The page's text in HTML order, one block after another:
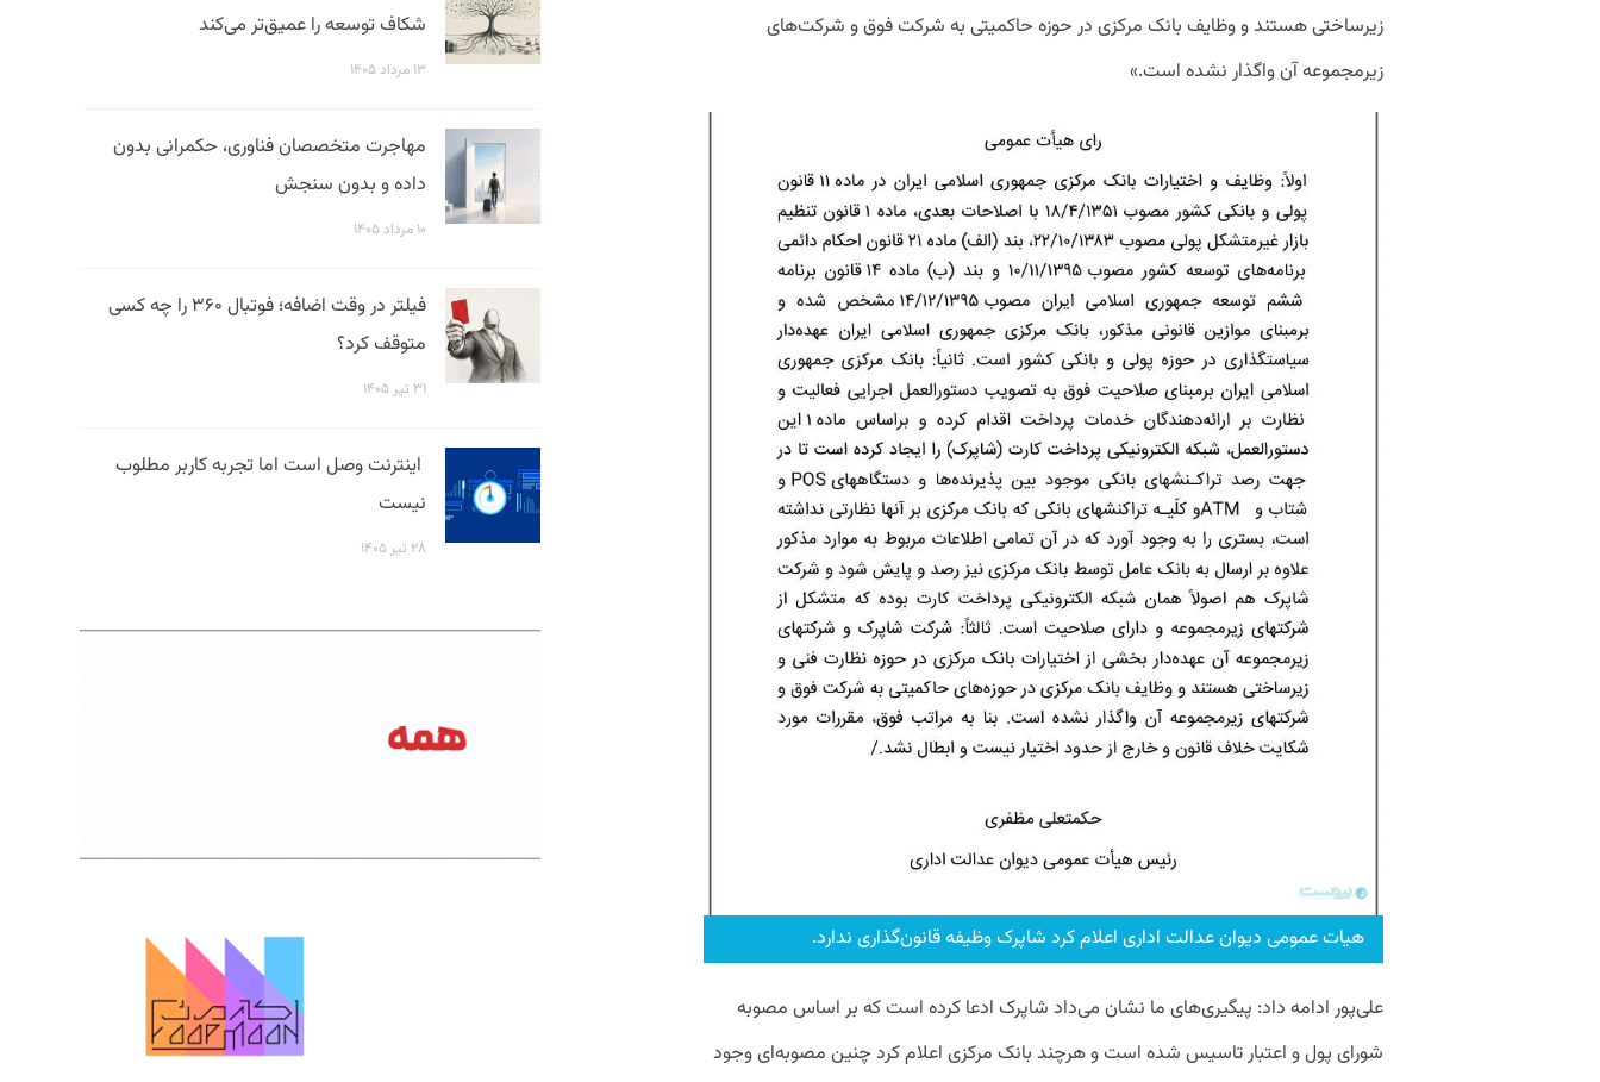
زیرساختی هستند و وظایف بانک مرکزی در حوزه حاکمیتی به شرکت فوق و شرکت‌های
زیرمجموعه آن واگذار نشده است.»
هیات عمومی دیوان عدالت اداری اعلام کرد شاپرک وظیفه قانون‌گذاری ندارد.
علی‌پور ادامه داد: پیگیری‌های ما نشان می‌داد شاپرک ادعا کرده است که بر اساس مصوبه
شورای پول و اعتبار تاسیس شده است و هرچند بانک مرکزی اعلام کرد چنین مصوبه‌ای وجود
شکاف توسعه را عمیق‌تر می‌کند
۱۳ مرداد ۱۴۰۵
مهاجرت متخصصان فناوری، حکمرانی بدون
داده و بدون سنجش
۱۰ مرداد ۱۴۰۵
فیلتر در وقت اضافه؛ فوتبال ۳۶۰ را چه کسی
متوقف کرد؟
۳۱ تیر ۱۴۰۵
اینترنت وصل است اما تجربه کاربر مطلوب
نیست
۲۸ تیر ۱۴۰۵